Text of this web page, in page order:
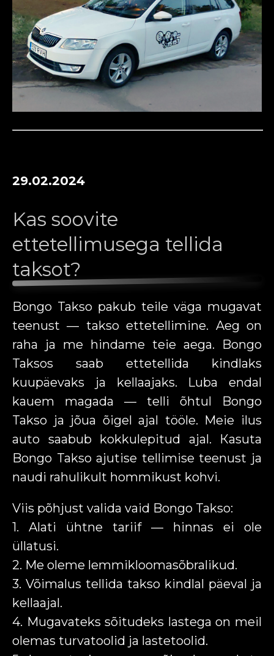
29.02.2024
Kas soovite
ettetellimusega tellida
taksot?
Bongo Takso pakub teile väga mugavat
teenust — takso ettetellimine. Aeg on
raha ja me hindame teie aega. Bongo
Taksos saab ettetellida kindlaks
kuupäevaks ja kellaajaks. Luba endal
kauem magada — telli õhtul Bongo
Takso ja jõua õigel ajal tööle. Meie ilus
auto saabub kokkulepitud ajal. Кasuta
Bongo Takso ajutise tellimise teenust ja
naudi rahulikult hommikust kohvi.
Viis põhjust valida vaid Bongo Takso:
1. Alati ühtne tariif — hinnas ei ole
üllatusi.
2. Me oleme lemmikloomasõbralikud.
3. Võimalus tellida takso kindlal päeval ja
kellaajal.
4. Mugavateks sõitudeks lastega on meil
olemas turvatoolid ja lastetoolid.